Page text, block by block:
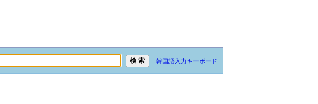
韓国語入力キーボード